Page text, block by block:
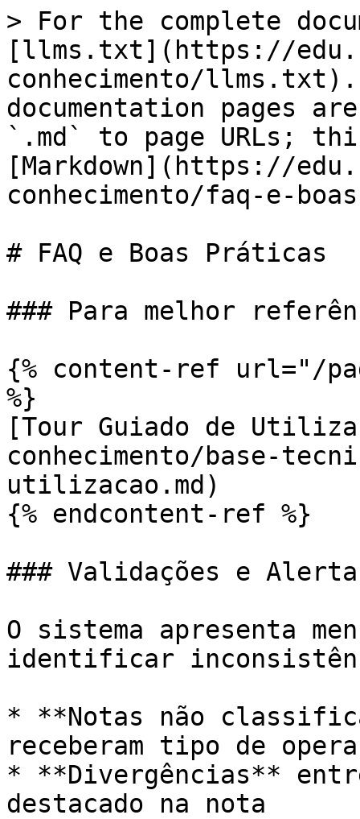
> For the complete
[llms.txt](https://
conhecimento/
documentation pages
`.md` to page URLs;
[Markdown](https://
conhecimento/faq-e-
# FAQ e Boas Práticas
### Para melhor
{% content-ref url="/
%}
[Tour Guiado de
conhecimento/base-
utilizacao.md)
{% endcontent-ref %}
### Validações e
O sistema apresenta
identificar
* **Notas não
receberam tipo de
* **Divergências**
destacado na nota